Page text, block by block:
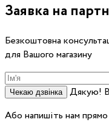
Заявка на
Безкоштовна
для Вашого магазину
Чекаю дзвінка
Дякую!
Або напишіть нам прямо